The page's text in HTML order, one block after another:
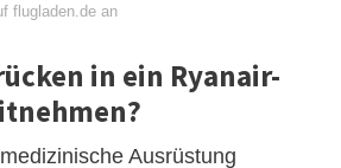
flugladen.de an
in ein Ryanair-
Ausrüstung